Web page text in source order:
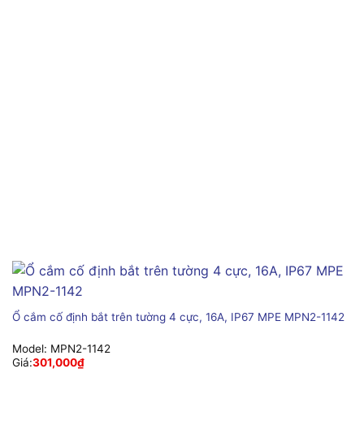
Ổ cắm cố định bắt trên tường 4 cực, 16A, IP67 MPE MPN2-1142
Model: MPN2-1142
Giá:301,000₫